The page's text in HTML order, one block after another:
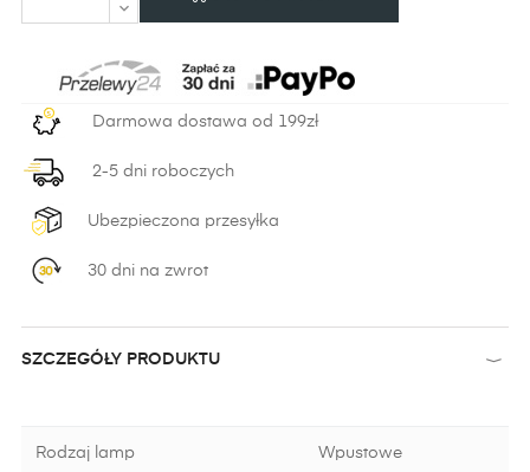
Darmowa dostawa od 199zł
2-5 dni roboczych
Ubezpieczona przesyłka
30 dni na zwrot
SZCZEGÓŁY PRODUKTU
Rodzaj lamp Wpustowe